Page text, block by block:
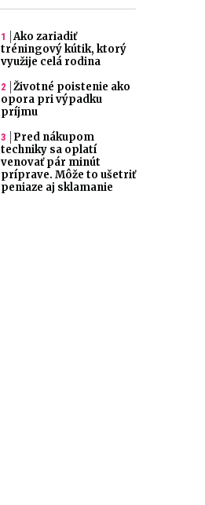
Ako zariadiť
tréningový kútik, ktorý
využije celá rodina
Životné poistenie ako
opora pri výpadku
príjmu
Pred nákupom
techniky sa oplatí
venovať pár minút
príprave. Môže to ušetriť
peniaze aj sklamanie